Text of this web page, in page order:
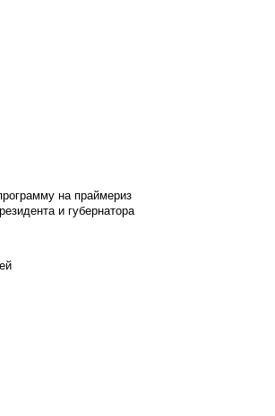
на праймериз
и губернатора